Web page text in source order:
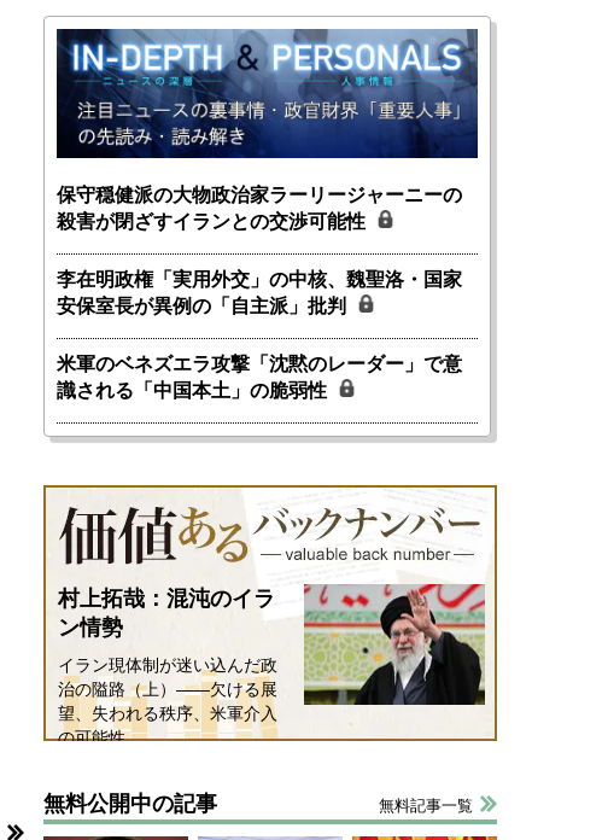
保守穏健派の大物政治家ラーリージャーニーの
殺害が閉ざすイランとの交渉可能性
李在明政権「実用外交」の中核、魏聖洛・国家
安保室長が異例の「自主派」批判
米軍のベネズエラ攻撃「沈黙のレーダー」で意
識される「中国本土」の脆弱性
村上拓哉：混沌のイラ
ン情勢
イラン現体制が迷い込んだ政
治の隘路（上）――欠ける展
望、失われる秩序、米軍介入
の可能性
無料公開中の記事 無料記事一覧